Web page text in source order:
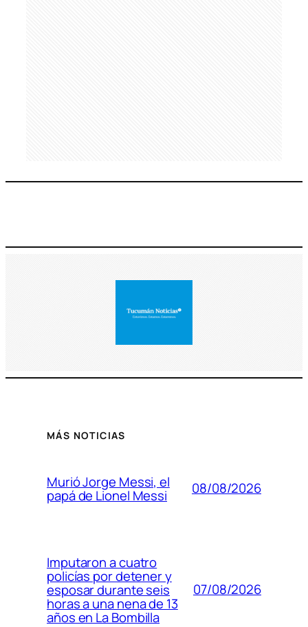
MÁS NOTICIAS
Murió Jorge Messi, el
papá de Lionel Messi 08/08/2026
Imputaron a cuatro
policías por detener y
esposar durante seis
horas a una nena de 13
años en La Bombilla
07/08/2026